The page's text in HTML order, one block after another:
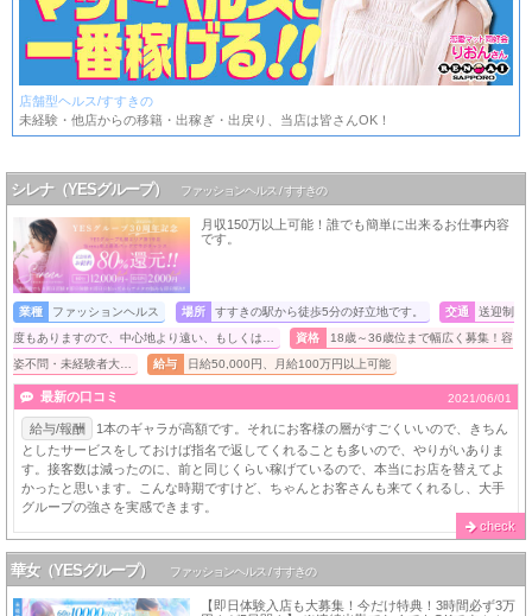
店舗型ヘルス/すすきの
未経験・他店からの移籍・出稼ぎ・出戻り、当店は皆さんOK！
シレナ（YESグループ） ファッションヘルス / すすきの
月収150万以上可能！誰でも簡単に出来るお仕事内容
です。
業種 ファッションヘルス 場所 すすきの駅から徒歩5分の好立地です。 交通
送迎制
度もありますので、中心地より遠い、もしくは…
資格
18歳～36歳位まで幅広く募集！容
姿不問・未経験者大…
給与 日給50,000円、月給100万円以上可能
最新の口コミ 2021/06/01
給与/報酬
1本のギャラが高額です。それにお客様の層がすごくいいので、きちん
としたサービスをしておけば指名で返してくれることも多いので、やりがいありま
す。接客数は減ったのに、前と同じくらい稼げているので、本当にお店を替えてよ
かったと思います。こんな時期ですけど、ちゃんとお客さんも来てくれるし、大手
グループの強さを実感できます。
check
華女（YESグループ） ファッションヘルス / すすきの
【即日体験入店も大募集！今だけ特典！3時間必ず3万